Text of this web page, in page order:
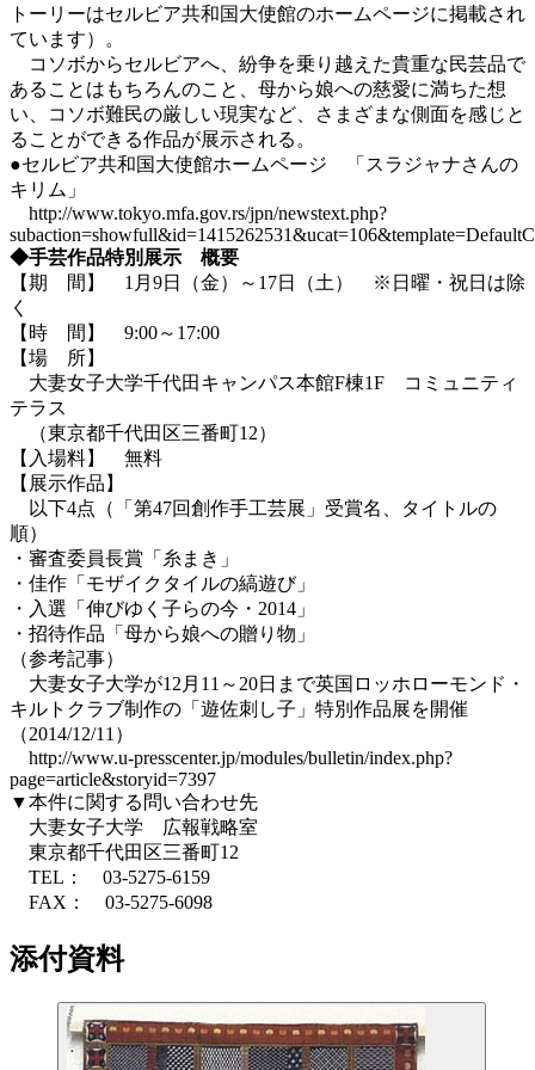
トーリーはセルビア共和国大使館のホームページに掲載され
ています）。
コソボからセルビアへ、紛争を乗り越えた貴重な民芸品で
あることはもちろんのこと、母から娘への慈愛に満ちた想
い、コソボ難民の厳しい現実など、さまざまな側面を感じと
ることができる作品が展示される。
●セルビア共和国大使館ホームページ 「スラジャナさんの
キリム」
http://www.tokyo.mfa.gov.rs/jpn/newstext.php?
◆手芸作品特別展示 概要
【期 間】 1月9日（金）～17日（土） ※日曜・祝日は除
く
【時 間】 9:00～17:00
【場 所】
大妻女子大学千代田キャンパス本館F棟1F コミュニティ
テラス
（東京都千代田区三番町12）
【入場料】 無料
【展示作品】
以下4点（「第47回創作手工芸展」受賞名、タイトルの
順）
・審査委員長賞「糸まき」
・佳作「モザイクタイルの縞遊び」
・入選「伸びゆく子らの今・2014」
・招待作品「母から娘への贈り物」
（参考記事）
大妻女子大学が12月11～20日まで英国ロッホローモンド・
キルトクラブ制作の「遊佐刺し子」特別作品展を開催
（2014/12/11）
http://www.u-presscenter.jp/modules/bulletin/index.php?
page=article&storyid=7397
▼本件に関する問い合わせ先
大妻女子大学 広報戦略室
東京都千代田区三番町12
TEL： 03-5275-6159
FAX： 03-5275-6098
添付資料